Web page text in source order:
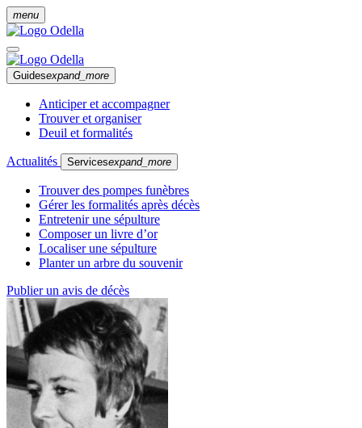
menu
Guidesexpand_more
Anticiper et accompagner
Trouver et organiser
Deuil et formalités
Actualités Servicesexpand_more
Trouver des pompes funèbres
Gérer les formalités après décès
Entretenir une sépulture
Composer un livre d’or
Localiser une sépulture
Planter un arbre du souvenir
Publier un avis de décès